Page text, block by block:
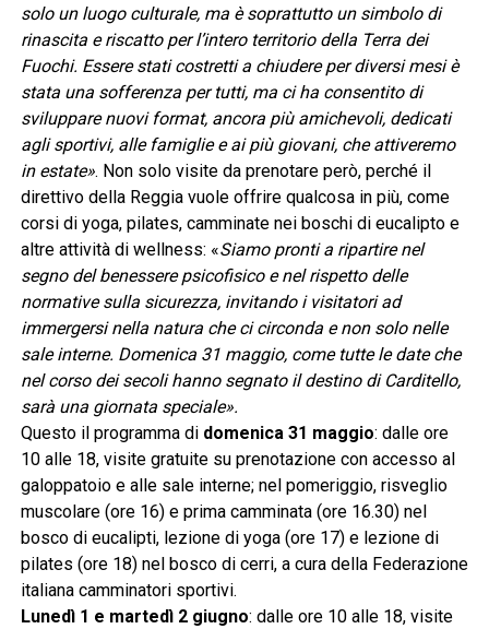
solo un luogo culturale, ma è soprattutto un simbolo di
rinascita e riscatto per l’intero territorio della Terra dei
Fuochi. Essere stati costretti a chiudere per diversi mesi è
stata una sofferenza per tutti, ma ci ha consentito di
sviluppare nuovi format, ancora più amichevoli, dedicati
agli sportivi, alle famiglie e ai più giovani, che attiveremo
in estate». Non solo visite da prenotare però, perché il
direttivo della Reggia vuole offrire qualcosa in più, come
corsi di yoga, pilates, camminate nei boschi di eucalipto e
altre attività di wellness: «Siamo pronti a ripartire nel
segno del benessere psicofisico e nel rispetto delle
normative sulla sicurezza, invitando i visitatori ad
immergersi nella natura che ci circonda e non solo nelle
sale interne. Domenica 31 maggio, come tutte le date che
nel corso dei secoli hanno segnato il destino di Carditello,
sarà una giornata speciale».
Questo il programma di domenica 31 maggio: dalle ore
10 alle 18, visite gratuite su prenotazione con accesso al
galoppatoio e alle sale interne; nel pomeriggio, risveglio
muscolare (ore 16) e prima camminata (ore 16.30) nel
bosco di eucalipti, lezione di yoga (ore 17) e lezione di
pilates (ore 18) nel bosco di cerri, a cura della Federazione
italiana camminatori sportivi.
Lunedì 1 e martedì 2 giugno: dalle ore 10 alle 18, visite